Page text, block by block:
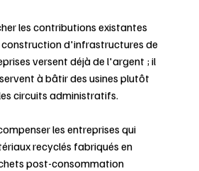
les contributions existantes
d'infrastructures de
versent déjà de l'argent ; il
à bâtir des usines plutôt
circuits administratifs.
les entreprises qui
recyclés fabriqués en
post-consommation